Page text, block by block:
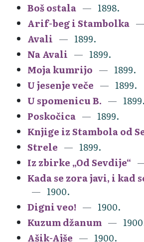
Boš ostala
1898.
Arif-beg i Stambolka
Avali
1899.
Na Avali
1899.
Moja kumrijo
1899.
U jesenje veče
1899.
U spomenicu B.
1899.
Poskočica
1899.
Knjige iz Stambola od
Strele
1899.
Iz zbirke „Od Sevdije“
Kada se zora javi, i kad
1900.
Digni veo!
1900.
Kuzum džanum
Ašik-Ajše
1900.